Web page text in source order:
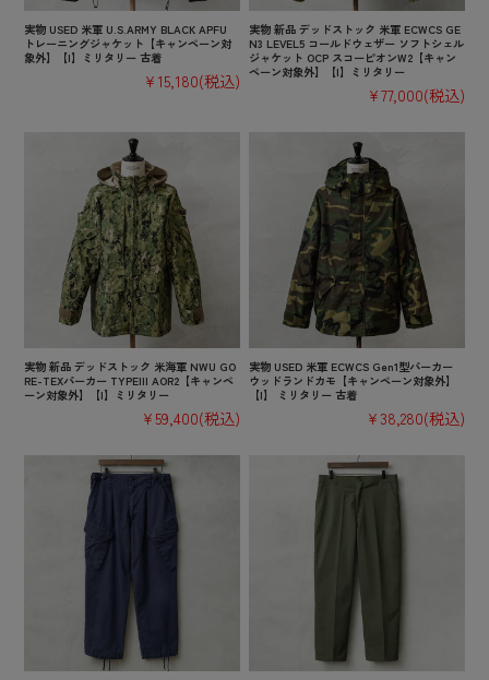
実物 USED 米軍 U.S.ARMY BLACK APFU
トレーニングジャケット【キャンペーン対
象外】【I】ミリタリー 古着
¥15,180(税込)
実物 新品 デッドストック 米軍 ECWCS GE
N3 LEVEL5 コールドウェザー ソフトシェル
ジャケット OCP スコーピオンW2【キャン
ペーン対象外】【I】ミリタリー
¥77,000(税込)
実物 新品 デッドストック 米海軍 NWU GO
RE-TEXパーカー TYPEIII AOR2【キャンペ
ーン対象外】【I】ミリタリー
¥59,400(税込)
実物 USED 米軍 ECWCS Gen1型パーカー
ウッドランドカモ【キャンペーン対象外】
【I】 ミリタリー 古着
¥38,280(税込)